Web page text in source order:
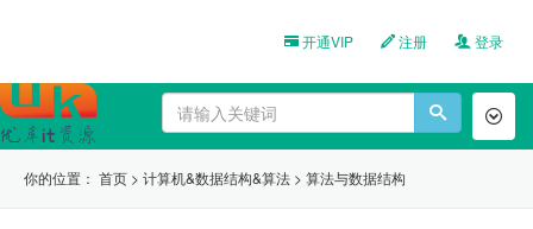
开通VIP 注册 登录
你的位置： 首页 > 计算机&数据结构&算法 > 算法与数据结构